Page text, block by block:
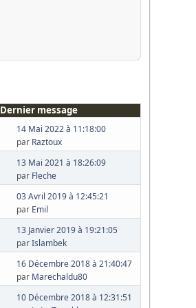
Dernier message
14 Mai 2022 à 11:18:00
par Raztoux
13 Mai 2021 à 18:26:09
par Fleche
03 Avril 2019 à 12:45:21
par Emil
13 Janvier 2019 à 19:21:05
parIslambek
16 Décembre 2018 à 21:40:47
par Marechaldu80
10 Décembre 2018 à 12:31:51